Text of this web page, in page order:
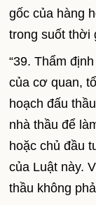
gốc của hàng
trong suốt thời
“39. Thẩm
của cơ quan,
hoạch đấu
nhà thầu để
hoặc chủ đầu
của Luật này.
thầu không